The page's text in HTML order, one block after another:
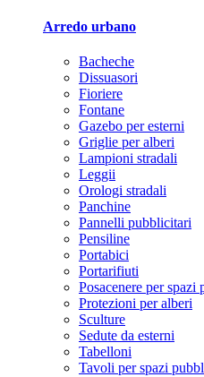
Arredo urbano
Bacheche
Dissuasori
Fioriere
Fontane
Gazebo per esterni
Griglie per alberi
Lampioni stradali
Leggii
Orologi stradali
Panchine
Pannelli pubblicitari
Pensiline
Portabici
Portarifiuti
Posacenere per spazi
Protezioni per alberi
Sculture
Sedute da esterni
Tabelloni
Tavoli per spazi